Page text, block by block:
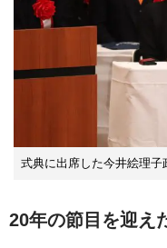
式典に出席した今井絵理子
20年の節目を迎え